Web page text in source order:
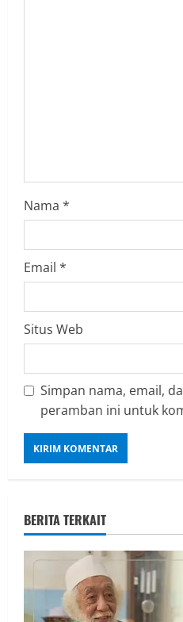
g
Nama *
Email *
Situs Web
Simpan nama, email,
peramban ini untuk
BERITA TERKAIT